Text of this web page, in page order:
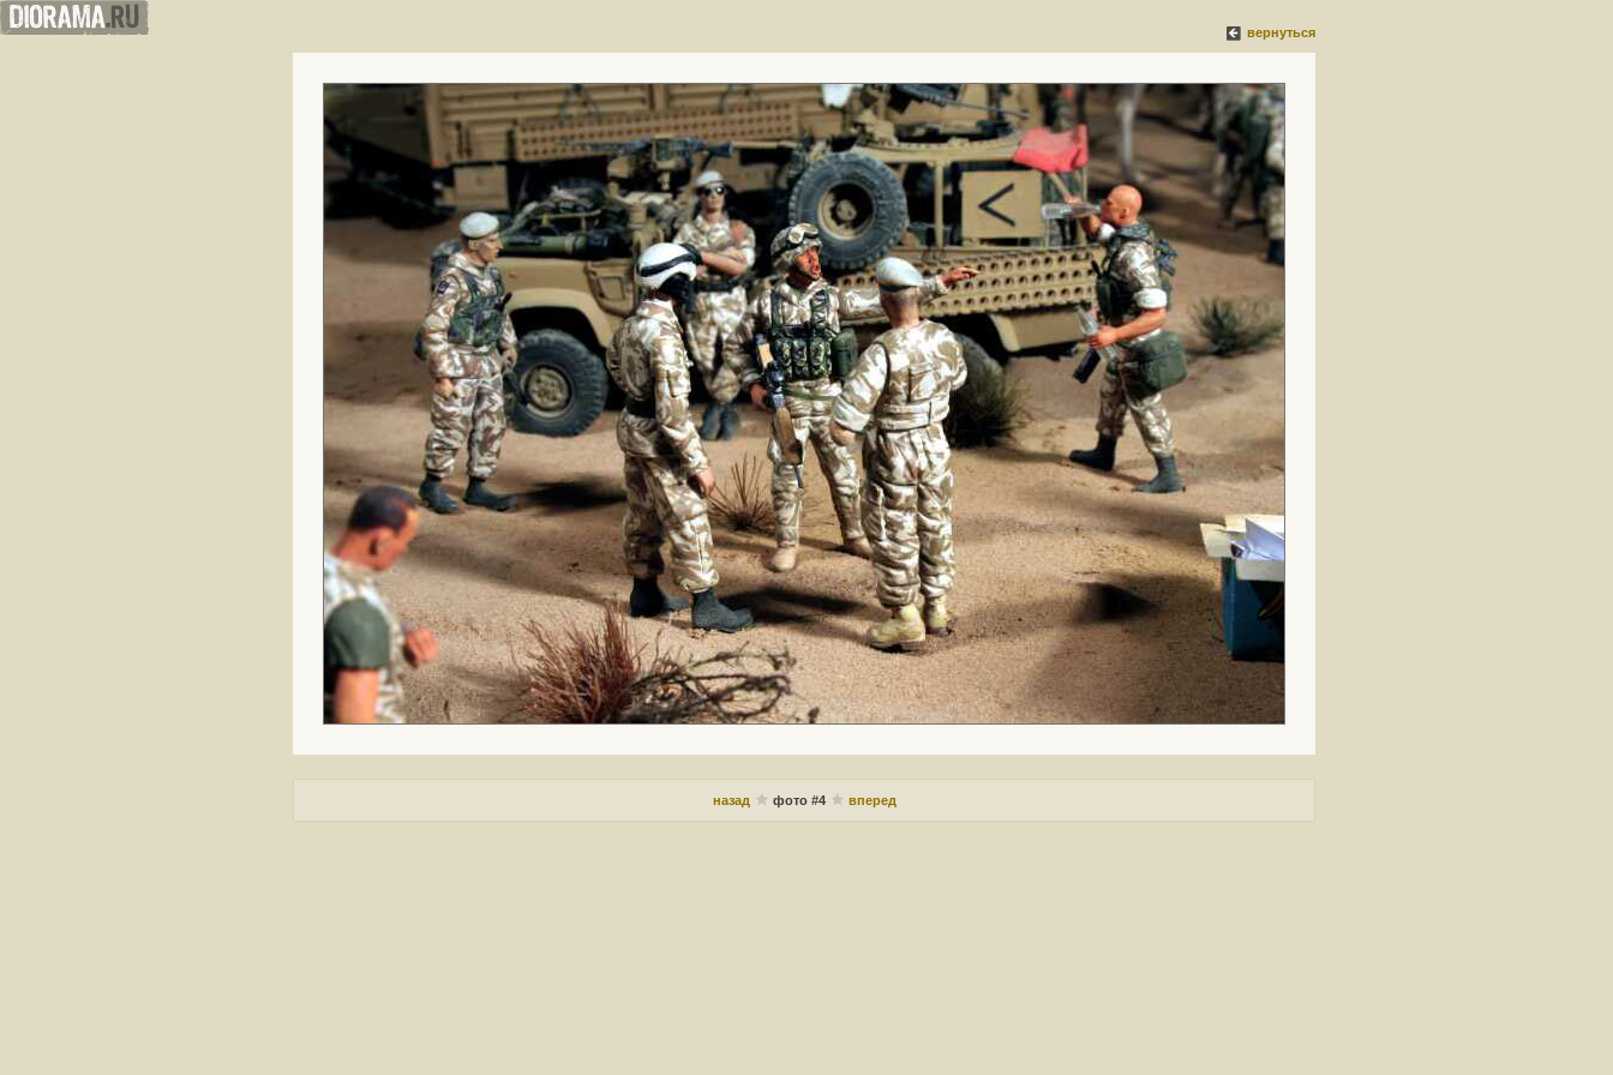
вернуться
назад фото #4 вперед